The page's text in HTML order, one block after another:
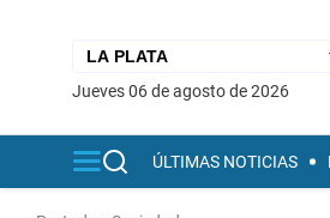
jueves 06 de agosto de 2026
ÚLTIMAS NOTICIAS